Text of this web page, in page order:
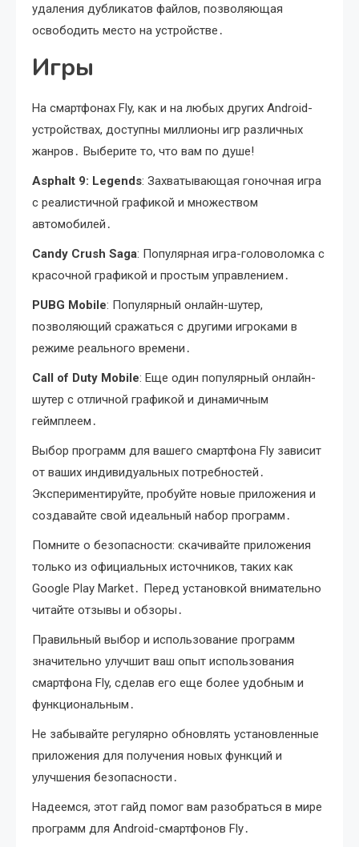
удаления дубликатов файлов, позволяющая
освободить место на устройстве․
Игры
На смартфонах Fly, как и на любых других Android-
устройствах, доступны миллионы игр различных
жанров․ Выберите то, что вам по душе!
Asphalt 9: Legends: Захватывающая гоночная игра
с реалистичной графикой и множеством
автомобилей․
Candy Crush Saga: Популярная игра-головоломка с
красочной графикой и простым управлением․
PUBG Mobile: Популярный онлайн-шутер,
позволяющий сражаться с другими игроками в
режиме реального времени․
Call of Duty Mobile: Еще один популярный онлайн-
шутер с отличной графикой и динамичным
геймплеем․
Выбор программ для вашего смартфона Fly зависит
от ваших индивидуальных потребностей․
Экспериментируйте, пробуйте новые приложения и
создавайте свой идеальный набор программ․
Помните о безопасности: скачивайте приложения
только из официальных источников, таких как
Google Play Market․ Перед установкой внимательно
читайте отзывы и обзоры․
Правильный выбор и использование программ
значительно улучшит ваш опыт использования
смартфона Fly, сделав его еще более удобным и
функциональным․
Не забывайте регулярно обновлять установленные
приложения для получения новых функций и
улучшения безопасности․
Надеемся, этот гайд помог вам разобраться в мире
программ для Android-смартфонов Fly․